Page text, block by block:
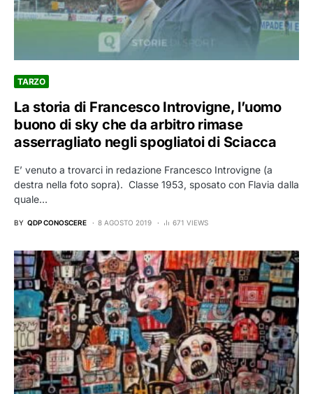
TARZO
La storia di Francesco Introvigne, l’uomo
buono di sky che da arbitro rimase
asserragliato negli spogliatoi di Sciacca
E’ venuto a trovarci in redazione Francesco Introvigne (a
destra nella foto sopra). Classe 1953, sposato con Flavia dalla
quale…
BY QDP CONOSCERE 8 AGOSTO 2019 671 VIEWS